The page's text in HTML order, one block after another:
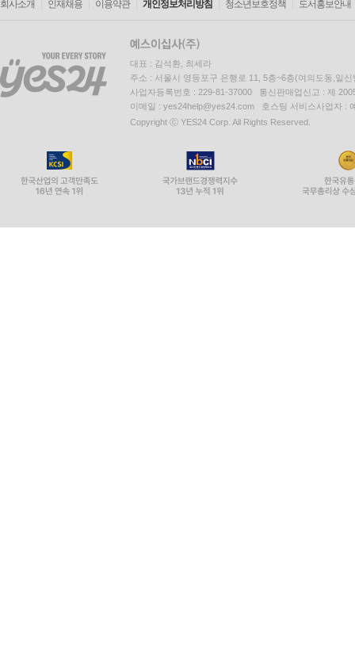
회사소개 인재채용 이용약관 개인정보처리방침 청소년보호정책 도서홍보안내
대표 : 김석환, 최세라
주소 : 서울시 영등포구 은행로 11, 5층~6층(여의도동,일신
사업자등록번호 : 229-81-37000 통신판매업신고 : 제
이메일 : yes24help@yes24.com 호스팅 서비스사업자 :
Copyright ⓒ YES24 Corp. All Rights Reserved.